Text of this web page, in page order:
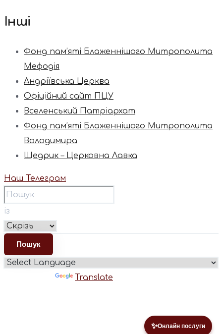
✨Онлайн послуги
Інші
Фонд пам’яті Блаженнішого Митрополита
Мефодія
Андріївська Церква
Офіційний сайт ПЦУ
Вселенський Патріархат
Фонд пам’яті Блаженнішого Митрополита
Володимира
Щедрик – Церковна Лавка
Наш Телеграм
із
Translate